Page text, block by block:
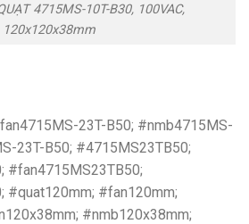
4715MS-10T-B30, 100VAC,
120x120x38mm
23T-B50; #nmb4715MS-
23T-B50; #4715MS23TB50;
#fan4715MS23TB50;
#quat120mm; #fan120mm;
#nmb120x38mm;